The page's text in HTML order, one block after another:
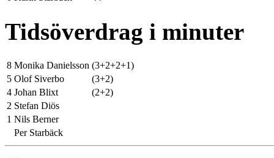
Tidsöverdrag i minuter
8 Monika Danielsson (3+2+2+1)
5 Olof Siverbo
(3+2)
4 Johan Blixt
(2+2)
2 Stefan Diös
1 Nils Berner
Per Starbäck